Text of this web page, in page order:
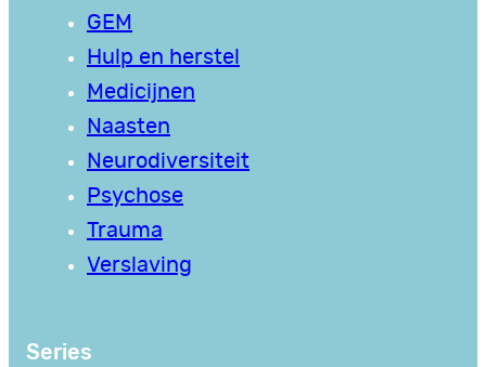
GEM
Hulp en herstel
Medicijnen
Naasten
Neurodiversiteit
Psychose
Trauma
Verslaving
Series